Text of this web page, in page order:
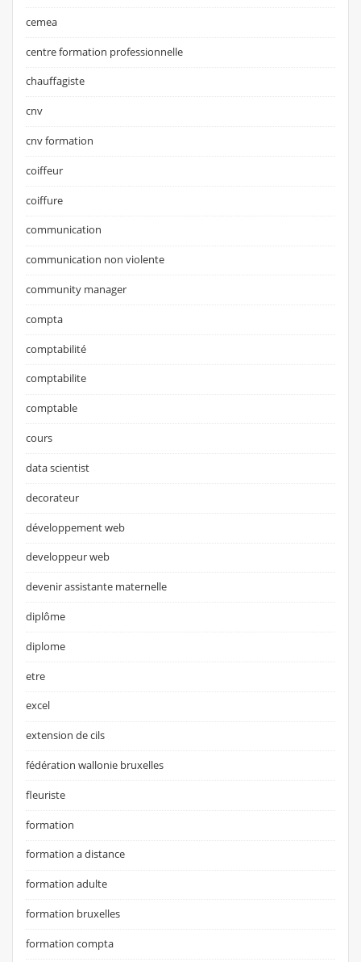
cemea
centre formation professionnelle
chauffagiste
cnv
cnv formation
coiffeur
coiffure
communication
communication non violente
community manager
compta
comptabilité
comptabilite
comptable
cours
data scientist
decorateur
développement web
developpeur web
devenir assistante maternelle
diplôme
diplome
etre
excel
extension de cils
fédération wallonie bruxelles
fleuriste
formation
formation a distance
formation adulte
formation bruxelles
formation compta